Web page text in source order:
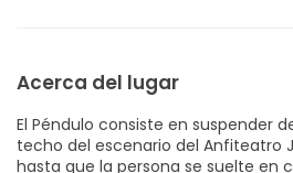
Acerca del lugar
El Péndulo consiste en suspender
techo del escenario del Anfiteatro
hasta que la persona se suelte en